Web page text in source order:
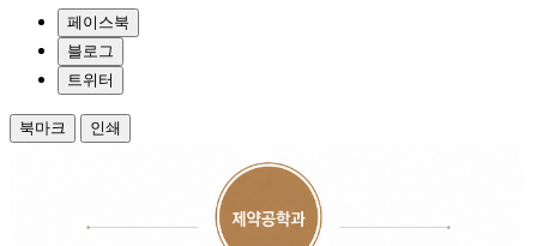
페이스북
블로그
트위터
북마크 인쇄